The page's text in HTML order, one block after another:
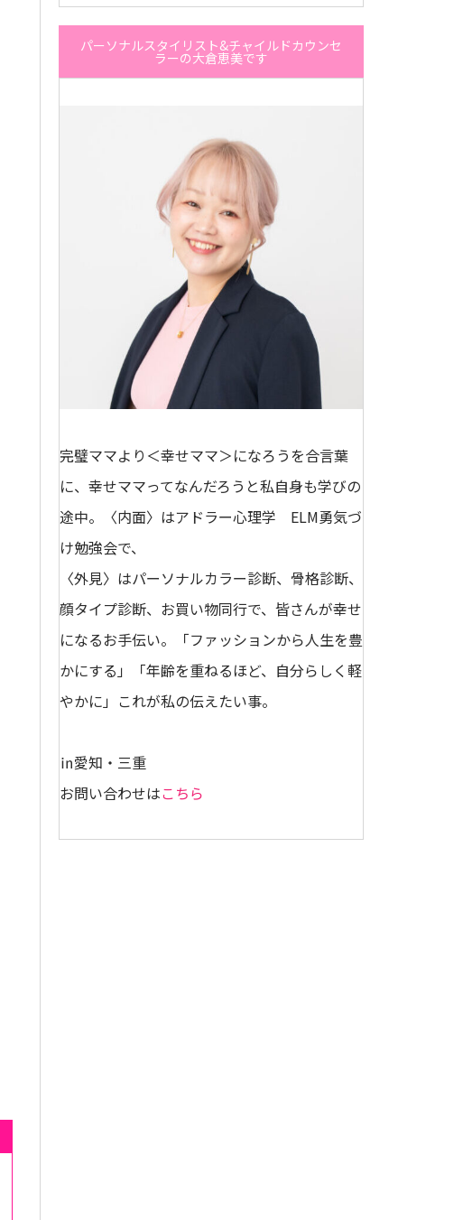
パーソナルスタイリスト&チャイルドカウンセ
ラーの大倉恵美です
完璧ママより＜幸せママ＞になろうを合言葉
に、幸せママってなんだろうと私自身も学びの
途中。〈内面〉はアドラー心理学 ELM勇気づ
け勉強会で、
〈外見〉はパーソナルカラー診断、骨格診断、
顔タイプ診断、お買い物同行で、皆さんが幸せ
になるお手伝い。「ファッションから人生を豊
かにする」「年齢を重ねるほど、自分らしく軽
やかに」これが私の伝えたい事。
㏌愛知・三重
お問い合わせはこちら